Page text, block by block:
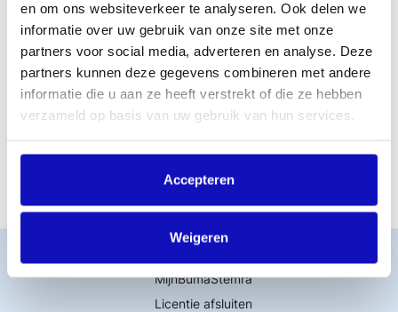
en om ons websiteverkeer te analyseren. Ook delen we
informatie over uw gebruik van onze site met onze
partners voor social media, adverteren en analyse. Deze
partners kunnen deze gegevens combineren met andere
informatie die u aan ze heeft verstrekt of die ze hebben
verzameld op basis van uw gebruik van hun services.
Accepteren
Weigeren
optreden veel werk.
Bekijkdeze videoom te zien hoe het werkt.
Setlijsten app (niet meer ondersteund vanaf
28 oktober 2024)
De Buma Setlijsten-app wordt sinds 28 oktober 2024 niet
makkelijk en snel via MijnBumaStemra.
MijnBumaStemra
Licentie afsluiten